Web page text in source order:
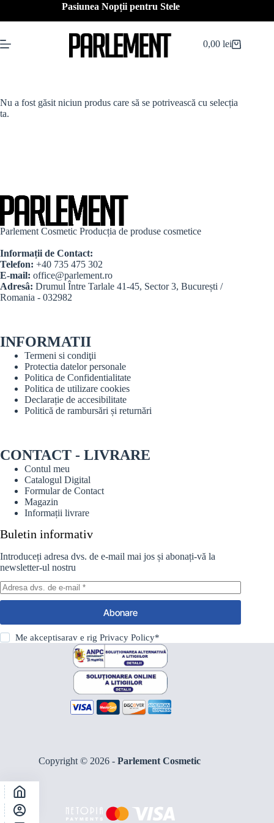
Pasiunea Nopții pentru Stele
Coș
0,00lei
Nu a fost găsit niciun produs care să se potrivească cu selecția
ta.
Parlement Cosmetic Producția de produse cosmetice
Informații de Contact:
Telefon: +40 735 475 302
E-mail: office@parlement.ro
Adresâ: Drumul Între Tarlale 41-45, Sector 3, București /
Romania - 032982
INFORMATII
Termeni si condiţii
Protectia datelor personale
Politica de Confidentialitate
Politica de utilizare cookies
Declarație de accesibilitate
Politică de rambursări și returnări
CONTACT - LIVRARE
Contul meu
Catalogul Digital
Formular de Contact
Magazin
Informații livrare
Buletin informativ
Introduceți adresa dvs. de e-mail mai jos și abonați-vă la
newsletter-ul nostru
Abonare
Me akceptisarav e rigPrivacy Policy*
Copyright © 2026 - Parlement Cosmetic